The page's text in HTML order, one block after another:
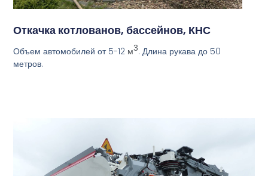
Откачка котлованов, бассейнов, КНС
Объем автомобилей от 5-12 м3. Длина рукава до 50
метров.